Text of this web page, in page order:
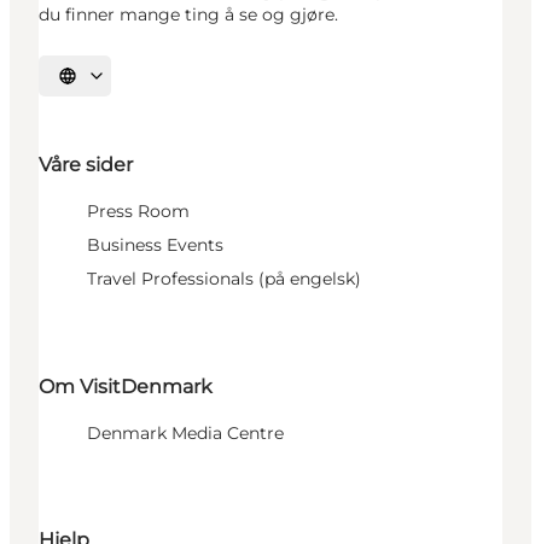
du finner mange ting å se og gjøre.
Velg språk
Våre sider
Press Room
Business Events
Travel Professionals (på engelsk)
Om VisitDenmark
Denmark Media Centre